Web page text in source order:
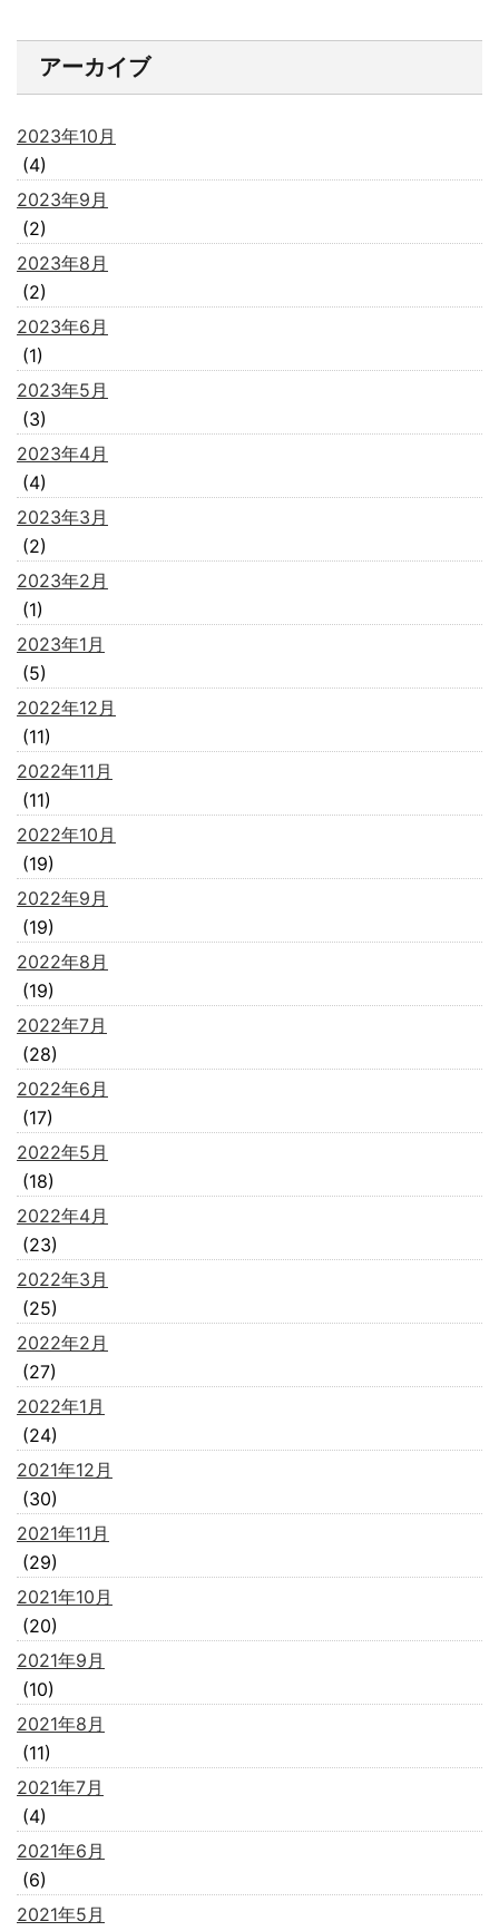
アーカイブ
2023年10月
(4)
2023年9月
(2)
2023年8月
(2)
2023年6月
(1)
2023年5月
(3)
2023年4月
(4)
2023年3月
(2)
2023年2月
(1)
2023年1月
(5)
2022年12月
(11)
2022年11月
(11)
2022年10月
(19)
2022年9月
(19)
2022年8月
(19)
2022年7月
(28)
2022年6月
(17)
2022年5月
(18)
2022年4月
(23)
2022年3月
(25)
2022年2月
(27)
2022年1月
(24)
2021年12月
(30)
2021年11月
(29)
2021年10月
(20)
2021年9月
(10)
2021年8月
(11)
2021年7月
(4)
2021年6月
(6)
2021年5月